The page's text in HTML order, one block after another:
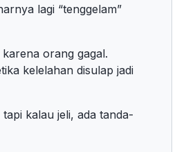
lagi “tenggelam”
orang gagal.
kelelahan disulap jadi
kalau jeli, ada tanda-